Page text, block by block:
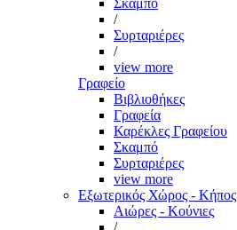
Σκαμπό
/
Συρταριέρες
/
view more
Γραφείο
Βιβλιοθήκες
Γραφεία
Καρέκλες Γραφείου
Σκαμπό
Συρταριέρες
view more
Εξωτερικός Χώρος - Κήπος
Αιώρες - Κούνιες
/